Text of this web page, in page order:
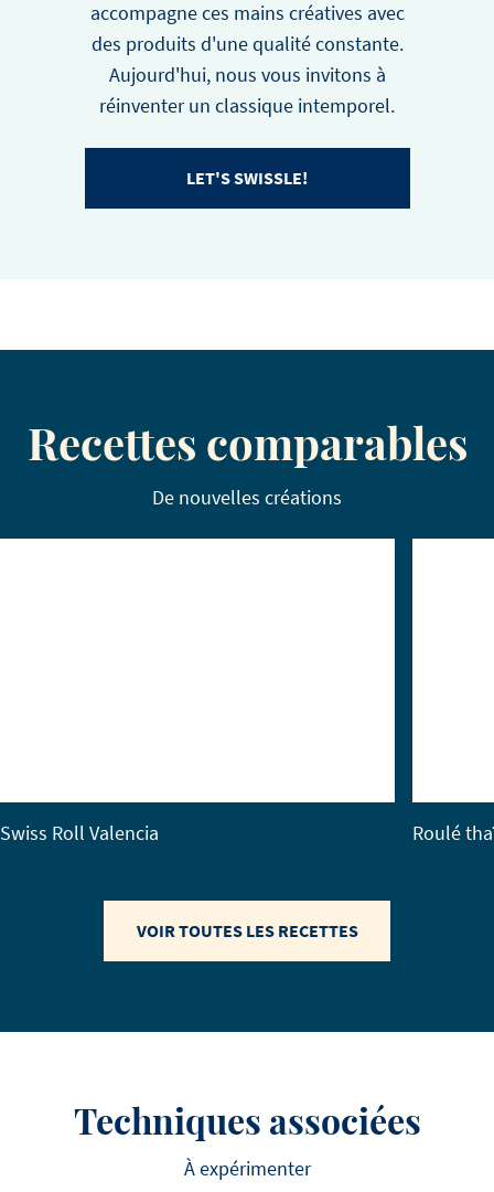
accompagne ces mains créatives avec
des produits d'une qualité constante.
Aujourd'hui, nous vous invitons à
réinventer un classique intemporel.
LET'S SWISSLE!
Recettes comparables
De nouvelles créations
Swiss Roll Valencia Roulé
VOIR TOUTES LES RECETTES
Techniques associées
À expérimenter